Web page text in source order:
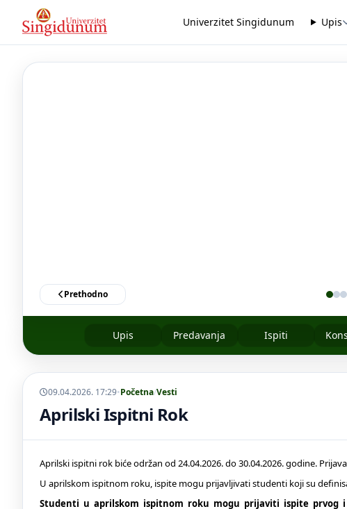
Univerzitet Singidunum Upis
Prethodno
Upis Predavanja Ispiti
09.04.2026. 17:29•Početna/Vesti
Aprilski Ispitni Rok
Aprilski ispitni rok biće održan od 24.04.2026. do 30.04.2026. godine.
U aprilskom ispitnom roku, ispite mogu prijavljivati studenti koji su
Studenti u aprilskom ispitnom roku mogu prijaviti ispite prvog